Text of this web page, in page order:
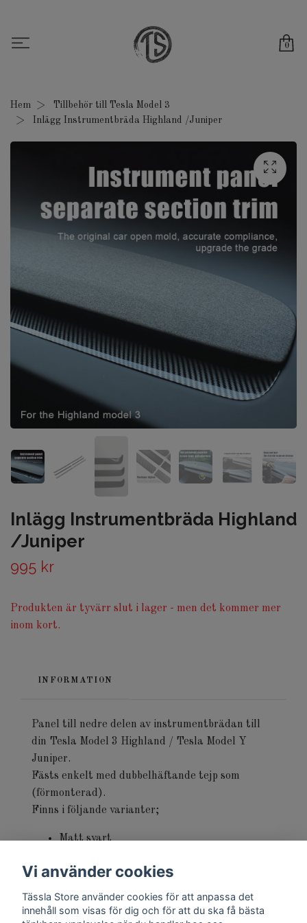
0
Hem
Tillbehör till Tesla Model 3
Inlägg Instrumentbräda Highland /Juniper
Inlägg Instrumentbräda Highland
/Juniper
995 kr
Produkten är tyvärr slut i lager - men det kommer mer
inom kort.
INFORMATION
Panel till nedre delen av instrumentbrädan till
din Tesla Model 3 Highland / Tesla Model Y
Juniper.
Fästs enkelt med dubbelhäftande tejp som
(förmonterad).
Finns i följande varianter;
Matt svart
Kolfiberutseende blank
Vi använder cookies
Tässla Store använder cookies för att anpassa det
innehåll som visas för dig och för att du ska få bästa